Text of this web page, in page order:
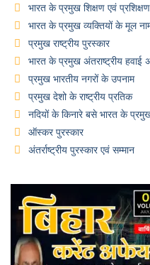
भारत के प्रमुख शिक्षण एवं
भारत के प्रमुख व्यक्तियों के मूल
प्रमुख राष्ट्रीय पुरस्कार
भारत के प्रमुख अंतराष्ट्रीय हवाई
प्रमुख भारतीय नगरों के उपनाम
प्रमुख देशो के राष्ट्रीय प्रतिक
नदियों के किनारे बसे भारत के
ऑस्कर पुरस्कार
अंतर्राष्ट्रीय पुरस्कार एवं सम्मान